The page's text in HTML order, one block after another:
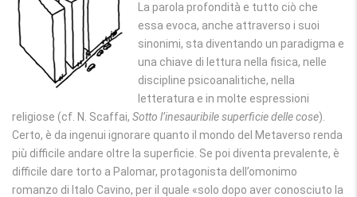
La parola profondità e tutto ciò che
essa evoca, anche attraverso i suoi
sinonimi, sta diventando un paradigma e
una chiave di lettura nella fisica, nelle
discipline psicoanalitiche, nella
letteratura e in molte espressioni
religiose (cf. N. Scaffai, Sotto l’inesauribile superficie delle cose).
Certo, è da ingenui ignorare quanto il mondo del Metaverso renda
più difficile andare oltre la superficie. Se poi diventa prevalente, è
difficile dare torto a Palomar, protagonista dell’omonimo
romanzo di Italo Cavino, per il quale «solo dopo aver conosciuto la